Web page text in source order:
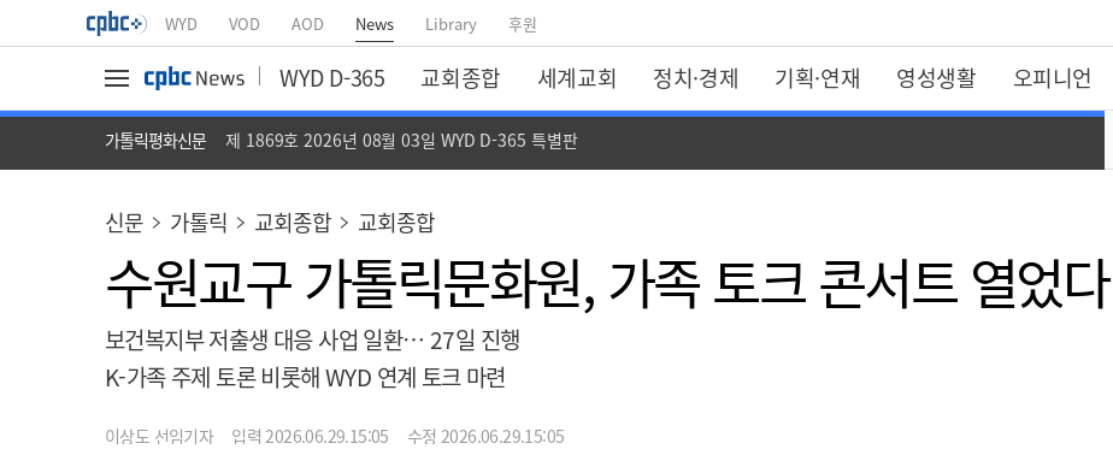
WYD VOD AOD News Library 후원
WYD D-365 교회종합 세계교회 정치·경제 기획·연재 영성생활 오피니언
가톨릭평화신문 제 1869호 2026년 08월 03일 WYD D-365 특별판
신문 가톨릭 교회종합 교회종합
수원교구 가톨릭문화원, 가족 토크 콘서트 열었다
보건복지부 저출생 대응 사업 일환… 27일 진행
K-가족 주제 토론 비롯해 WYD 연계 토크 마련
이상도 선임기자 입력 2026.06.29.15:05 수정 2026.06.29.15:05